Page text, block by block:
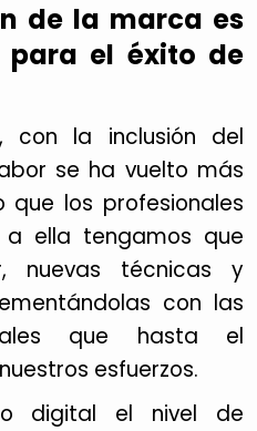
de la marca es
el éxito de
con la inclusión del
se ha vuelto más
los profesionales
ella tengamos que
nuevas técnicas y
con las
que hasta el
esfuerzos.
digital el nivel de